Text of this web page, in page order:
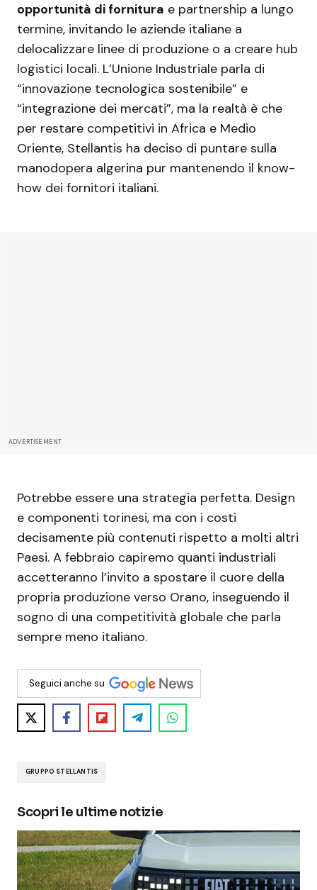
opportunità di fornitura e partnership a lungo
termine, invitando le aziende italiane a
delocalizzare linee di produzione o a creare hub
logistici locali. L’Unione Industriale parla di
“innovazione tecnologica sostenibile” e
“integrazione dei mercati”, ma la realtà è che
per restare competitivi in Africa e Medio
Oriente, Stellantis ha deciso di puntare sulla
manodopera algerina pur mantenendo il know-
how dei fornitori italiani.
ADVERTISEMENT
Potrebbe essere una strategia perfetta. Design
e componenti torinesi, ma con i costi
decisamente più contenuti rispetto a molti altri
Paesi. A febbraio capiremo quanti industriali
accetteranno l’invito a spostare il cuore della
propria produzione verso Orano, inseguendo il
sogno di una competitività globale che parla
sempre meno italiano.
Seguici anche su
GRUPPO STELLANTIS
Scopri le ultime notizie